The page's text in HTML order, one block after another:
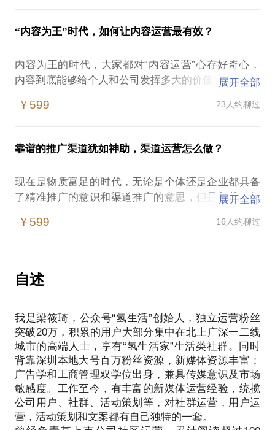
战案例和理论知识。经历过上市公司和2家创业公司，
众号冷启动的需求。相信我独家的运营思路和实操方
法，既能解决你的运营宏观思维问题，也能帮助你完
我愿意与你分享的内容包括：
精细化运营系统如何构建？ 构建后对转化的帮助是什
公众号用户运营、社群运营、内容运营的要点都有哪
了解如何搭建用户运营框架，通过用户分层、用户权
现业绩的提升。
相信我独家的运营思路和实操方法，既能解决你的运
我愿意与你分享的内容包括：
么？
长？
业发展前景；
你看懂了运营分类，也不懂如何选择第一份运营工作
你或许在纠结是去创业公司还是去大公司，到底是大
公司对你锻炼好，还是创业公司对你磨砺多？
你也想通过接触更多的职位类别或者项目锻炼自己的
上述的种种都可能是初入职场，想做运营的你遇到的
你踏入运营之路。
我是垂直健康类账号“氢生活”的创始人，目前粉丝20
万。 拥有丰富互联网运营实战经验，积累了丰富的实
战案例和理论知识。
解创业公司对运营小白的工作标准，关键是运营小白
如何从项目中获得职场经验，如何自己创造机会从运
为职场晋升做准备，这些都是亲身实践的经验和总
结。
相信我职场路径和经验，可以为初入职场的你提供一
个良好的参考，也能帮助你更加认识自我，找到天
赋，设计自己的运营路径。
我愿意与你分享的内容包括：
运营小白，如何选择自己的运营方向？
如何设计自己的运营职业路径？
“内容为王”时代，如何让内容运营最有效？
内容为王的时代，大家都对“内容运营”心存好奇心，
内容到底能够给个人和公司发挥多大的价值？
代，我们靠内容营销用户，这也是越来越多人重视内
和爆炸性让用户欲罢不能，这也让很多运营从业者对
内容运营产生极大的兴趣，内容运营也将是运营体系
不止个人，企业也将越来越重视内容，因为在获客成
本如此高的时代，内容是最低成本获客的方法。如何
从存量用户中掘金，靠内容；如何低成本获取用户，
（1）对内容运营摸不着头脑，没有节奏感；
（2）不了解内容运营如何筛选选题；
（3）不了解如何构建适配用户的内容运营系统；
我是垂直健康类账号“氢生活”的创始人，目前粉丝20
万。 拥有丰富互联网运营实战经验，积累了丰富的实
战案例和理论知识。经历过上市公司和2家创业公司，
了解如何搭建内容运营框架，通过内容选题、热点追
踪、内容创新与原创，最终实现企业和个人的价值输
展开全部
￥599 23人约聊过
靠谱的推广渠道犹如神助，渠道运营怎么做？
现在是物质富足的时代，无论是个体还是企业都具备
了精准推广的意识和渠道推广的意思，但是却苦于如
酒香也怕巷子深，而企业赖以生存的产品除了满足质
何找到靠谱的渠道推广已经是现代企业或者初创企业
的难题。
如果你是个人，想解决个人IP推广的问题；
都值得了解一下渠道运营如何做，资源为王的时代，
有了渠道就如同有了管道，是属于上升式资源，在运
营领域绝对的越久越吃香。
建渠道找靠谱渠道，是2019年，所有企业及个人最值
得做的事情。
本话题更多针对初创团队不了解如何推广开展或者个
人如何通过各种推广渠道打造自己的品牌形象为主。
展开全部
￥599 16人约聊过
自述
我是梁筱琦，公众号“氢生活”创始人，独立运营粉丝
突破20万，积累的用户大部分集中在北上广深一二线
城市的高端人士，享有“氢生活家”生活类社群。同时
背靠深圳本地大号百万粉丝资源，新媒体资源丰富；
广告学和工商管理双学位出身，兼具传媒意识及市场
敏感度。工作至今，有丰富的新媒体运营经验，统揽
公司用户、社群、活动策划等，对社群运营，用户运
营，活动策划和文案都有自己独特的一套。